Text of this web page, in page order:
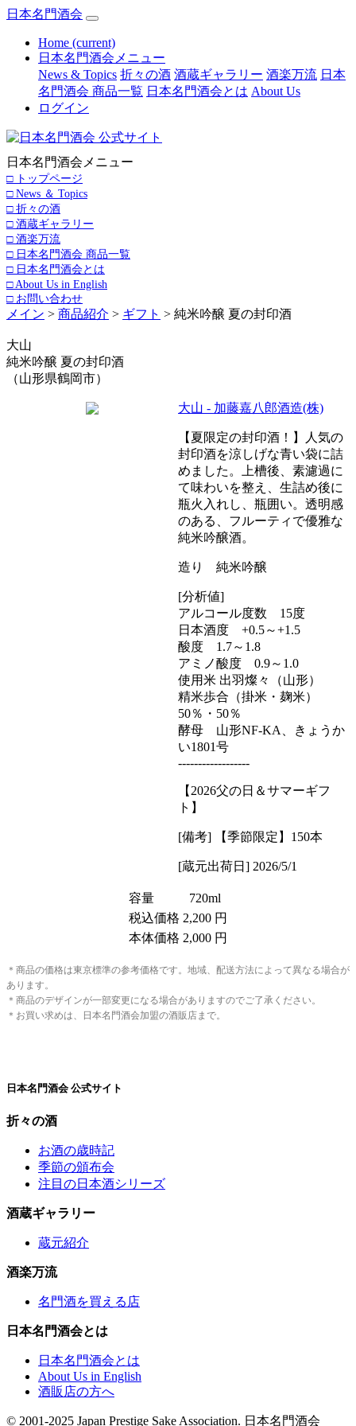
日本名門酒会
Home (current)
日本名門酒会メニュー
News & Topics 折々の酒 酒蔵ギャラリー 酒楽万流 日本
名門酒会 商品一覧 日本名門酒会とは About Us
ログイン
日本名門酒会メニュー
□ トップページ
□ News ＆ Topics
□ 折々の酒
□ 酒蔵ギャラリー
□ 酒楽万流
□ 日本名門酒会 商品一覧
□ 日本名門酒会とは
□ About Us in English
□ お問い合わせ
メイン > 商品紹介 > ギフト > 純米吟醸 夏の封印酒
大山
純米吟醸 夏の封印酒
（山形県鶴岡市）
大山 - 加藤嘉八郎酒造(株)
【夏限定の封印酒！】人気の
封印酒を涼しげな青い袋に詰
めました。上槽後、素濾過に
て味わいを整え、生詰め後に
瓶火入れし、瓶囲い。透明感
のある、フルーティで優雅な
純米吟醸酒。
造り 純米吟醸
[分析値]
アルコール度数 15度
日本酒度 +0.5～+1.5
酸度 1.7～1.8
アミノ酸度 0.9～1.0
使用米 出羽燦々（山形）
精米歩合（掛米・麹米）
50％・50％
酵母 山形NF-KA、きょうか
い1801号
------------------
【2026父の日＆サマーギフ
ト】
[備考] 【季節限定】150本
[蔵元出荷日] 2026/5/1
容量
720ml
税込価格 2,200 円
本体価格 2,000 円
＊商品の価格は東京標準の参考価格です。地域、配送方法によって異なる場合が
あります。
＊商品のデザインが一部変更になる場合がありますのでご了承ください。
＊お買い求めは、日本名門酒会加盟の酒販店まで。
日本名門酒会 公式サイト
折々の酒
お酒の歳時記
季節の頒布会
注目の日本酒シリーズ
酒蔵ギャラリー
蔵元紹介
酒楽万流
名門酒を買える店
日本名門酒会とは
日本名門酒会とは
About Us in English
酒販店の方へ
© 2001-2025 Japan Prestige Sake Association. 日本名門酒会